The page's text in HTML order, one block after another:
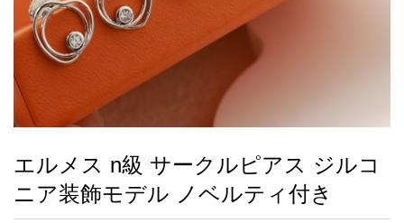
新
製
す
エルメス n級 サークルピアス ジルコ
ニア装飾モデル ノベルティ付き